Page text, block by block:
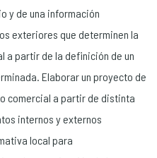
y de una información
exteriores que determinen la
a partir de la definición de un
Elaborar un proyecto de
comercial a partir de distinta
internos y externos
local para